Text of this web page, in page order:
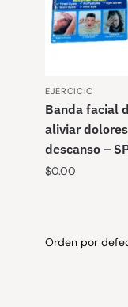
EJERCICIO
Banda facial
aliviar
descanso –
$0.00